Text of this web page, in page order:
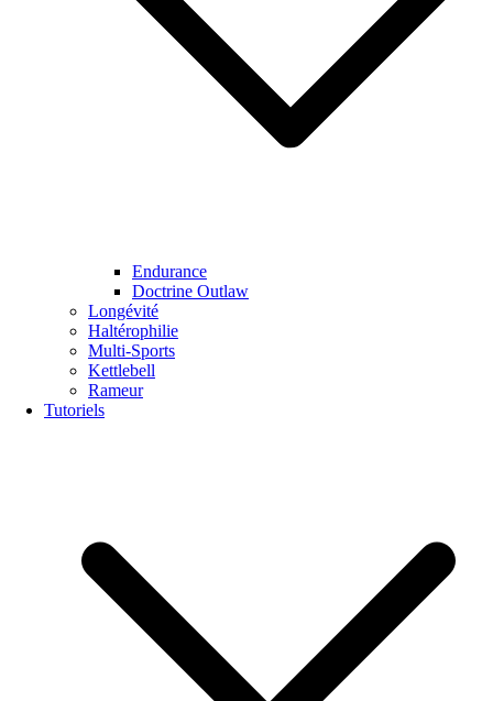
Endurance
Doctrine Outlaw
Longévité
Haltérophilie
Multi-Sports
Kettlebell
Rameur
Tutoriels